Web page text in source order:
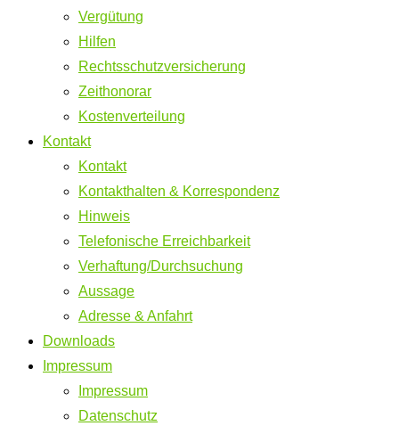
Vergütung
Hilfen
Rechtsschutzversicherung
Zeithonorar
Kostenverteilung
Kontakt
Kontakt
Kontakthalten & Korrespondenz
Hinweis
Telefonische Erreichbarkeit
Verhaftung/Durchsuchung
Aussage
Adresse & Anfahrt
Downloads
Impressum
Impressum
Datenschutz